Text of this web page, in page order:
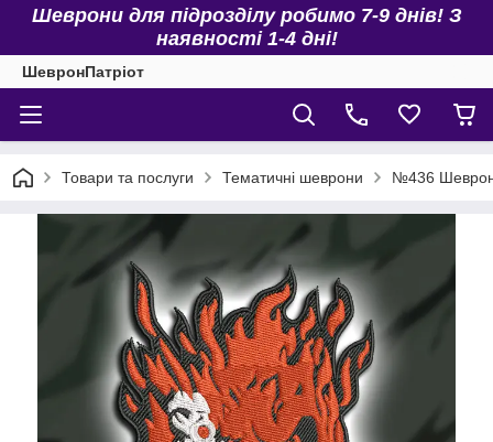
Шеврони для підрозділу робимо 7-9 днів! З
наявності 1-4 дні!
ШевронПатріот
Товари та послуги Тематичні шеврони №436